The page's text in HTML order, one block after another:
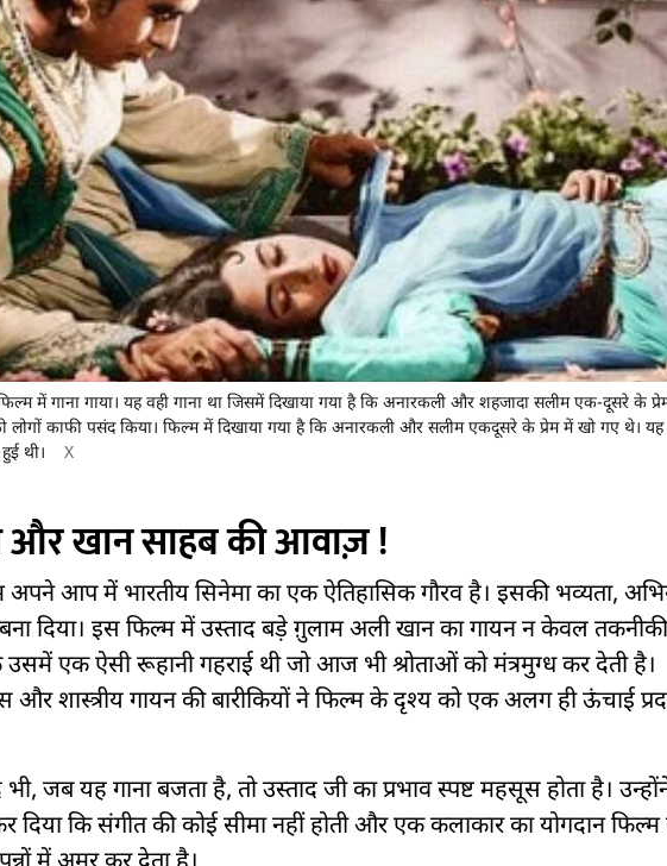
में गाना गाया। यह वही गाना था जिसमें दिखाया गया है कि अनारकली और शहजादा सलीम एक-दूसरे के
काफी पसंद किया। फिल्म में दिखाया गया है कि अनारकली और सलीम एकदूसरे के प्रेम में खो गए थे। यह
थी।
X
खान साहब की आवाज़ !
आप में भारतीय सिनेमा का एक ऐतिहासिक गौरव है। इसकी भव्यता,
दिया। इस फिल्म में उस्ताद बड़े ग़ुलाम अली खान का गायन न केवल तकनीकी
एक ऐसी रूहानी गहराई थी जो आज भी श्रोताओं को मंत्रमुग्ध कर देती है।
शास्त्रीय गायन की बारीकियों ने फिल्म के दृश्य को एक अलग ही ऊंचाई
जब यह गाना बजता है, तो उस्ताद जी का प्रभाव स्पष्ट महसूस होता है।
दिया कि संगीत की कोई सीमा नहीं होती और एक कलाकार का योगदान फिल्म